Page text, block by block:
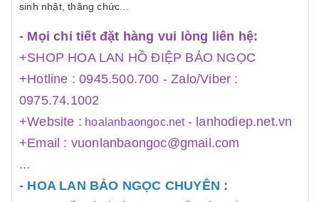
sinh nhật, thăng chức...
- Mọi chi tiết đặt hàng vui lòng liên hệ:
+SHOP HOA LAN HỒ ĐIỆP BẢO NGỌC
+Hotline : 0945.500.700 - Zalo/Viber :
0975.74.1002
+Website : hoalanbaongoc.net - lanhodiep.net.vn
+Email : vuonlanbaongoc@gmail.com
...
- HOA LAN BẢO NGỌC CHUYÊN :